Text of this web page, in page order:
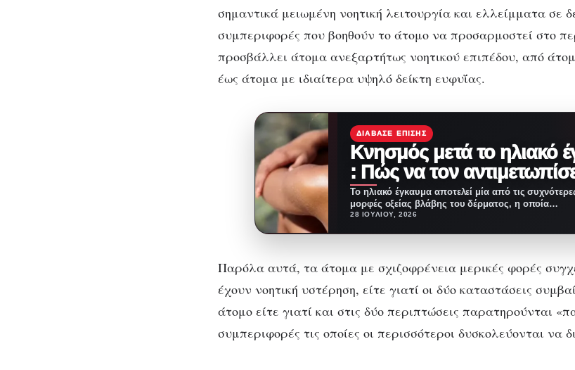
σημαντικά μειωμένη νοητική λειτουργία και ελλείμματα σε
συμπεριφορές που βοηθούν το άτομο να προσαρμοστεί στο
προσβάλλει άτομα ανεξαρτήτως νοητικού επιπέδου, από
έως άτομα με ιδιαίτερα υψηλό δείκτη ευφυΐας.
ΔΙΆΒΑΣΕ ΕΠΊΣΗΣ
Κνησμός μετά το ηλιακό
: Πώς να τον
Το ηλιακό έγκαυμα αποτελεί μία από τις
μορφές οξείας βλάβης του δέρματος, η οποία
προκαλείται…
28 ΙΟΥΛΊΟΥ, 2026
Παρόλα αυτά, τα άτομα με σχιζοφρένεια μερικές φορές
έχουν νοητική υστέρηση, είτε γιατί οι δύο καταστάσεις
άτομο είτε γιατί και στις δύο περιπτώσεις παρατηρούνται
συμπεριφορές τις οποίες οι περισσότεροι δυσκολεύονται να